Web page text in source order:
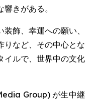
きがある。
飾、幸運への願い、
りなど、その中心とな
イルで、世界中の文化
Group) が生中継